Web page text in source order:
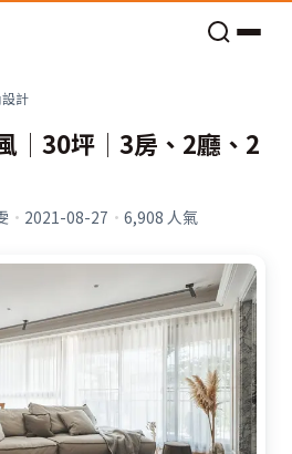
計
│30坪│3房、2廳、2
· 2021-08-27 · 6,908 人氣